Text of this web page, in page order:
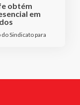
obtém
em
Sindicato para